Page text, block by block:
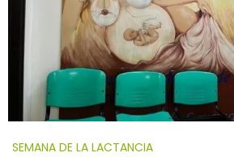
SEMANA DE LA LACTANCIA